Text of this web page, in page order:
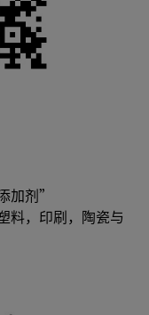
加剂”
料，印刷，陶瓷与